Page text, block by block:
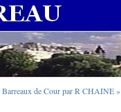
Barreaux de Cour par R CHAINE »